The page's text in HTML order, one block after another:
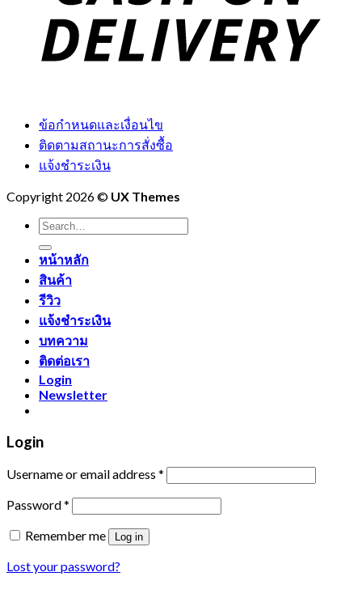
ข้อกำหนดและเงื่อนไข
ติดตามสถานะการสั่งซื้อ
แจ้งชำระเงิน
Copyright 2026 © UX Themes
Search
for:
หน้าหลัก
สินค้า
รีวิว
แจ้งชำระเงิน
บทความ
ติดต่อเรา
Login
Newsletter
Login
Username or email address *
Password*
Remember me
Log in
Lost your password?